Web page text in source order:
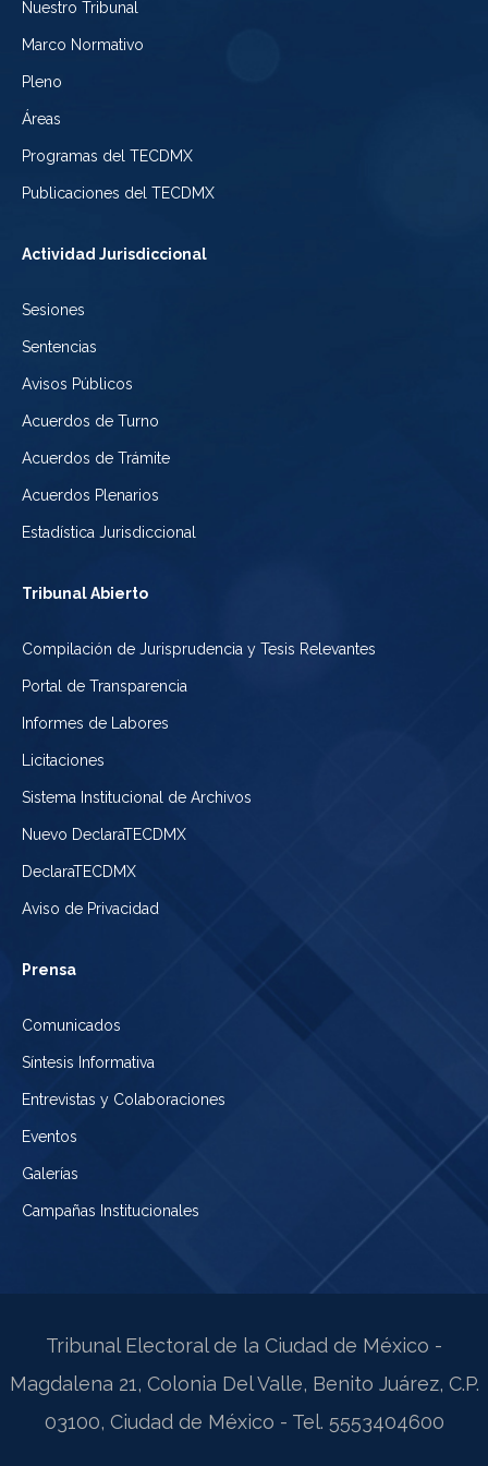
Nuestro Tribunal
Marco Normativo
Pleno
Áreas
Programas del TECDMX
Publicaciones del TECDMX
Actividad Jurisdiccional
Sesiones
Sentencias
Avisos Públicos
Acuerdos de Turno
Acuerdos de Trámite
Acuerdos Plenarios
Estadística Jurisdiccional
Tribunal Abierto
Compilación de Jurisprudencia y Tesis Relevantes
Portal de Transparencia
Informes de Labores
Licitaciones
Sistema Institucional de Archivos
Nuevo DeclaraTECDMX
DeclaraTECDMX
Aviso de Privacidad
Prensa
Comunicados
Síntesis Informativa
Entrevistas y Colaboraciones
Eventos
Galerías
Campañas Institucionales
Tribunal Electoral de la Ciudad de México -
Magdalena 21, Colonia Del Valle, Benito Juárez, C.P.
03100, Ciudad de México - Tel. 5553404600